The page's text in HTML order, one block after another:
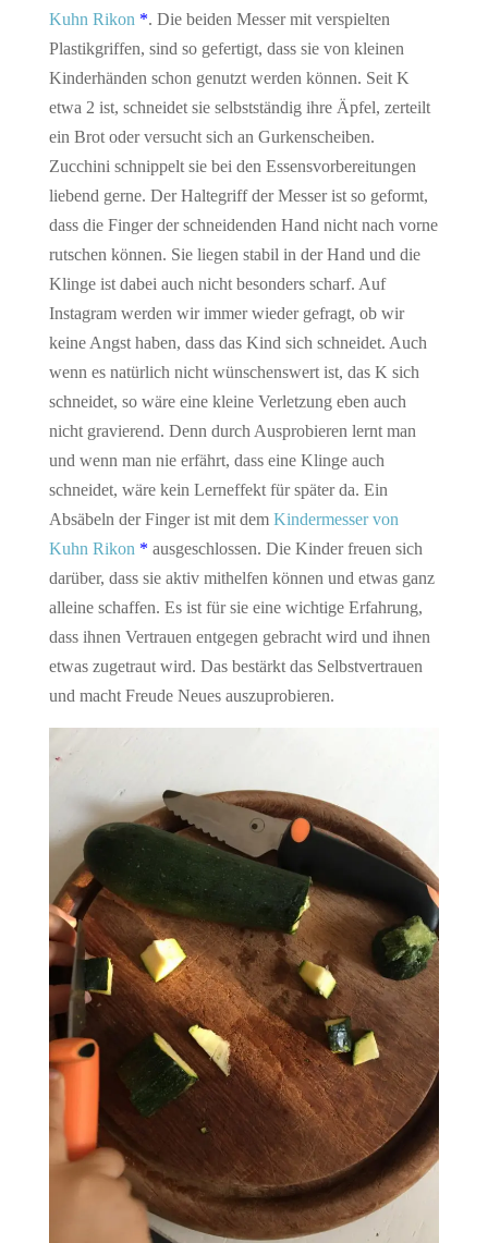
Kuhn Rikon *. Die beiden Messer mit verspielten
Plastikgriffen, sind so gefertigt, dass sie von kleinen
Kinderhänden schon genutzt werden können. Seit K
etwa 2 ist, schneidet sie selbstständig ihre Äpfel, zerteilt
ein Brot oder versucht sich an Gurkenscheiben.
Zucchini schnippelt sie bei den Essensvorbereitungen
liebend gerne. Der Haltegriff der Messer ist so geformt,
dass die Finger der schneidenden Hand nicht nach vorne
rutschen können. Sie liegen stabil in der Hand und die
Klinge ist dabei auch nicht besonders scharf. Auf
Instagram werden wir immer wieder gefragt, ob wir
keine Angst haben, dass das Kind sich schneidet. Auch
wenn es natürlich nicht wünschenswert ist, das K sich
schneidet, so wäre eine kleine Verletzung eben auch
nicht gravierend. Denn durch Ausprobieren lernt man
und wenn man nie erfährt, dass eine Klinge auch
schneidet, wäre kein Lerneffekt für später da. Ein
Absäbeln der Finger ist mit dem Kindermesser von
Kuhn Rikon * ausgeschlossen. Die Kinder freuen sich
darüber, dass sie aktiv mithelfen können und etwas ganz
alleine schaffen. Es ist für sie eine wichtige Erfahrung,
dass ihnen Vertrauen entgegen gebracht wird und ihnen
etwas zugetraut wird. Das bestärkt das Selbstvertrauen
und macht Freude Neues auszuprobieren.